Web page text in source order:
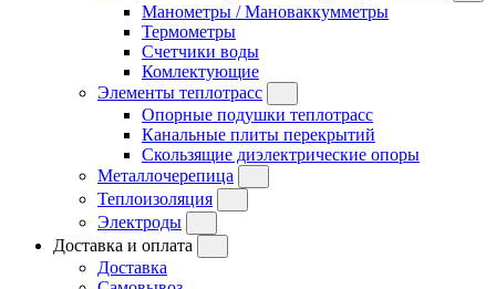
Манометры / Мановаккумметры
Термометры
Счетчики воды
Комлектующие
Элементы теплотрасс
Опорные подушки теплотрасс
Канальные плиты перекрытий
Скользящие диэлектрические опоры
Металлочерепица
Теплоизоляция
Электроды
Доставка и оплата
Доставка